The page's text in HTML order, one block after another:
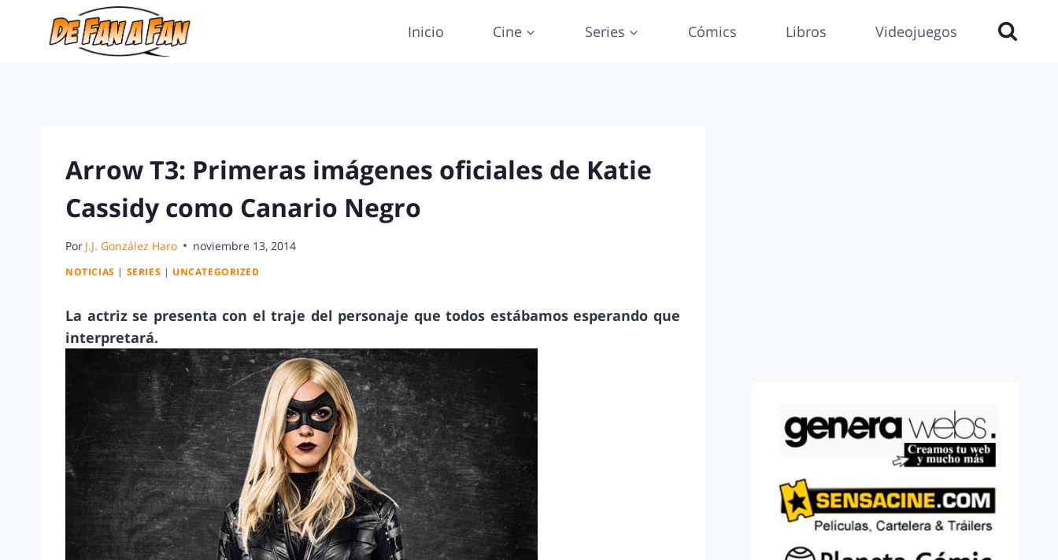
Inicio Cine Series Cómics Libros Videojuegos
Arrow T3: Primeras imágenes oficiales de Katie
Cassidy como Canario Negro
Por J.J. González Haro noviembre 13, 2014
NOTICIAS | SERIES | UNCATEGORIZED
La actriz se presenta con el traje del personaje que todos estábamos esperando que
interpretará.